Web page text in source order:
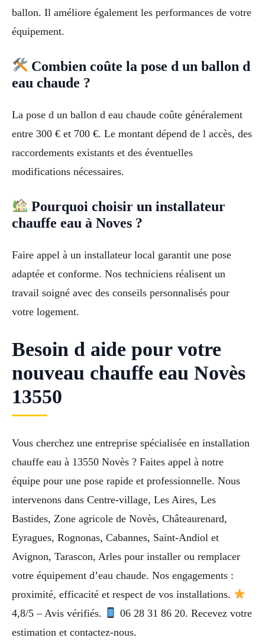
ballon. Il améliore également les performances de votre
équipement.
Combien coûte la pose d un ballon d
eau chaude ?
La pose d un ballon d eau chaude coûte généralement
entre 300 € et 700 €. Le montant dépend de l accès, des
raccordements existants et des éventuelles
modifications nécessaires.
Pourquoi choisir un installateur
chauffe eau à Noves ?
Faire appel à un installateur local garantit une pose
adaptée et conforme. Nos techniciens réalisent un
travail soigné avec des conseils personnalisés pour
votre logement.
Besoin d aide pour votre
nouveau chauffe eau Novès
13550
Vous cherchez une entreprise spécialisée en installation
chauffe eau à 13550 Novès ? Faites appel à notre
équipe pour une pose rapide et professionnelle. Nous
intervenons dans Centre-village, Les Aires, Les
Bastides, Zone agricole de Novès, Châteaurenard,
Eyragues, Rognonas, Cabannes, Saint-Andiol et
Avignon, Tarascon, Arles pour installer ou remplacer
votre équipement d’eau chaude. Nos engagements :
proximité, efficacité et respect de vos installations.
4,8/5 – Avis vérifiés.
06 28 31 86 20. Recevez votre
estimation et contactez-nous.